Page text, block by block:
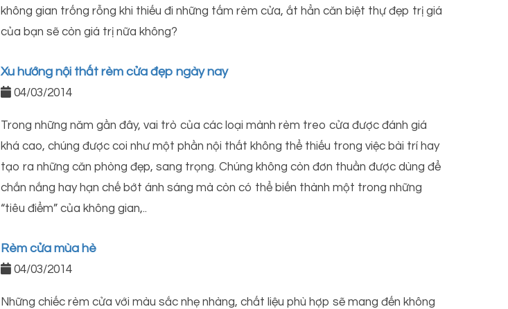
không gian trống rỗng khi thiếu đi những tấm rèm cửa, ắt hẳn căn biệt thự đẹp trị giá
của bạn sẽ còn giá trị nữa không?
Xu hướng nội thất rèm cửa đẹp ngày nay
04/03/2014
Trong những năm gần đây, vai trò của các loại mành rèm treo cửa được đánh giá
khá cao, chúng được coi như một phần nội thất không thể thiếu trong việc bài trí hay
tạo ra những căn phòng đẹp, sang trọng. Chúng không còn đơn thuần được dùng để
chắn nắng hay hạn chế bớt ánh sáng mà còn có thể biến thành một trong những
“tiêu điểm” của không gian,..
Rèm cửa mùa hè
04/03/2014
Những chiếc rèm cửa với màu sắc nhẹ nhàng, chất liệu phù hợp sẽ mang đến không